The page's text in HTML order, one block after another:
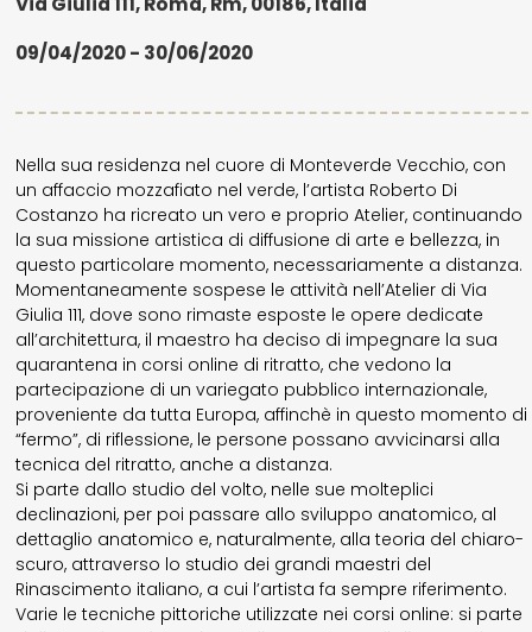
09/04/2020 - 30/06/2020
Nella sua residenza nel cuore di Monteverde Vecchio, con
un affaccio mozzafiato nel verde, l’artista Roberto Di
Costanzo ha ricreato un vero e proprio Atelier, continuando
la sua missione artistica di diffusione di arte e bellezza, in
questo particolare momento, necessariamente a distanza.
Momentaneamente sospese le attività nell’Atelier di Via
Giulia 111, dove sono rimaste esposte le opere dedicate
all’architettura, il maestro ha deciso di impegnare la sua
quarantena in corsi online di ritratto, che vedono la
partecipazione di un variegato pubblico internazionale,
proveniente da tutta Europa, affinchè in questo momento di
“fermo”, di riflessione, le persone possano avvicinarsi alla
tecnica del ritratto, anche a distanza.
Si parte dallo studio del volto, nelle sue molteplici
declinazioni, per poi passare allo sviluppo anatomico, al
dettaglio anatomico e, naturalmente, alla teoria del chiaro-
scuro, attraverso lo studio dei grandi maestri del
Rinascimento italiano, a cui l’artista fa sempre riferimento.
Varie le tecniche pittoriche utilizzate nei corsi online: si parte